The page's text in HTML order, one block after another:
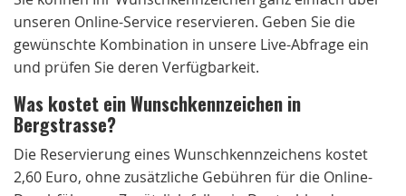
unseren Online-Service reservieren. Geben Sie die
gewünschte Kombination in unsere Live-Abfrage ein
und prüfen Sie deren Verfügbarkeit.
Was kostet ein Wunschkennzeichen in
Bergstrasse?
Die Reservierung eines Wunschkennzeichens kostet
2,60 Euro, ohne zusätzliche Gebühren für die Online-